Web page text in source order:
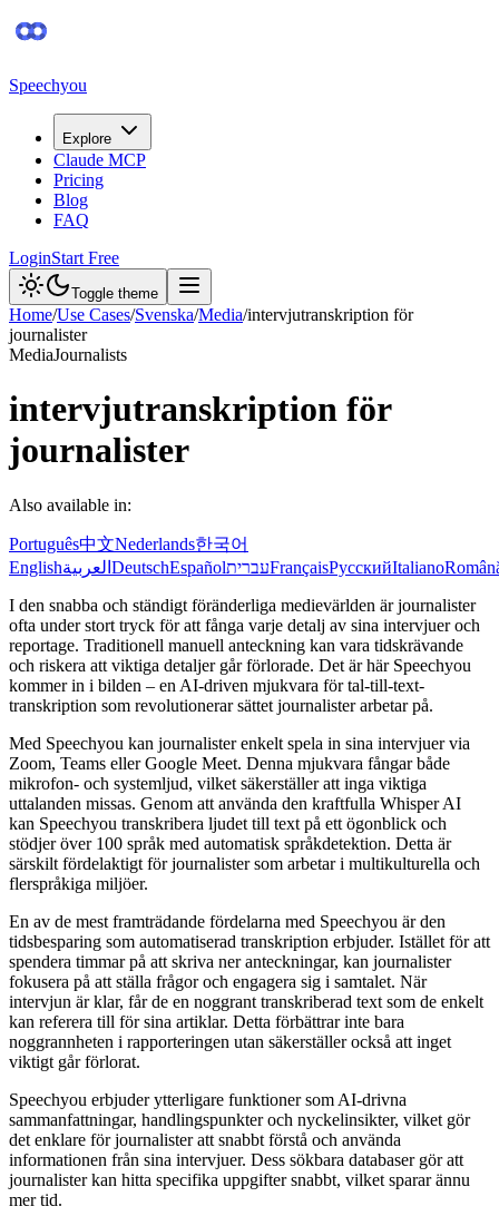
Speechyou
Explore
Claude MCP
Pricing
Blog
FAQ
LoginStart Free
Toggle theme
Home/Use Cases/Svenska/Media/intervjutranskription för
journalister
MediaJournalists
intervjutranskription för
journalister
Also available in:
Português中文Nederlands한국어
Englishالعربية DeutschEspañolעבריתFrançaisРусскийItaliano
I den snabba och ständigt föränderliga medievärlden är journalister
ofta under stort tryck för att fånga varje detalj av sina intervjuer och
reportage. Traditionell manuell anteckning kan vara tidskrävande
och riskera att viktiga detaljer går förlorade. Det är här Speechyou
kommer in i bilden – en AI-driven mjukvara för tal-till-text-
transkription som revolutionerar sättet journalister arbetar på.
Med Speechyou kan journalister enkelt spela in sina intervjuer via
Zoom, Teams eller Google Meet. Denna mjukvara fångar både
mikrofon- och systemljud, vilket säkerställer att inga viktiga
uttalanden missas. Genom att använda den kraftfulla Whisper AI
kan Speechyou transkribera ljudet till text på ett ögonblick och
stödjer över 100 språk med automatisk språkdetektion. Detta är
särskilt fördelaktigt för journalister som arbetar i multikulturella och
flerspråkiga miljöer.
En av de mest framträdande fördelarna med Speechyou är den
tidsbesparing som automatiserad transkription erbjuder. Istället för att
spendera timmar på att skriva ner anteckningar, kan journalister
fokusera på att ställa frågor och engagera sig i samtalet. När
intervjun är klar, får de en noggrant transkriberad text som de enkelt
kan referera till för sina artiklar. Detta förbättrar inte bara
noggrannheten i rapporteringen utan säkerställer också att inget
viktigt går förlorat.
Speechyou erbjuder ytterligare funktioner som AI-drivna
sammanfattningar, handlingspunkter och nyckelinsikter, vilket gör
det enklare för journalister att snabbt förstå och använda
informationen från sina intervjuer. Dess sökbara databaser gör att
journalister kan hitta specifika uppgifter snabbt, vilket sparar ännu
mer tid.